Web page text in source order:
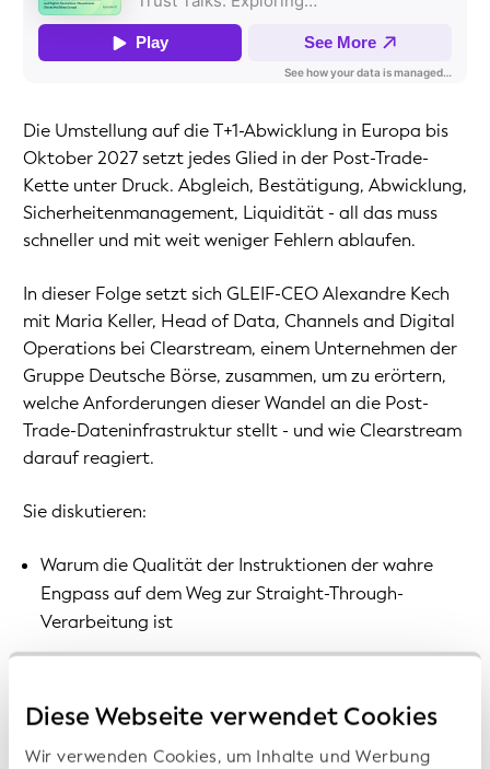
Diese Webseite verwendet Cookies
Wir verwenden Cookies, um Inhalte und Werbung
Die Umstellung auf die T+1-Abwicklung in Europa bis
Oktober 2027 setzt jedes Glied in der Post-Trade-
Kette unter Druck. Abgleich, Bestätigung, Abwicklung,
Sicherheitenmanagement, Liquidität - all das muss
schneller und mit weit weniger Fehlern ablaufen.
In dieser Folge setzt sich GLEIF-CEO Alexandre Kech
mit Maria Keller, Head of Data, Channels and Digital
Operations bei Clearstream, einem Unternehmen der
Gruppe Deutsche Börse, zusammen, um zu erörtern,
welche Anforderungen dieser Wandel an die Post-
Trade-Dateninfrastruktur stellt - und wie Clearstream
darauf reagiert.
Sie diskutieren:
Warum die Qualität der Instruktionen der wahre
Engpass auf dem Weg zur Straight-Through-
Verarbeitung ist
Wie KI Kunden in die Lage versetzt, ihre eigenen
abzufragen
Die Rolle des Legal Entity Identifier (LEI) bei der